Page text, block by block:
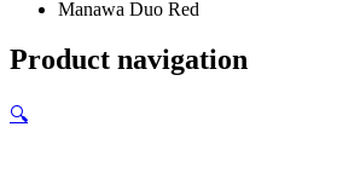
Manawa Duo Red
Product navigation
🔍